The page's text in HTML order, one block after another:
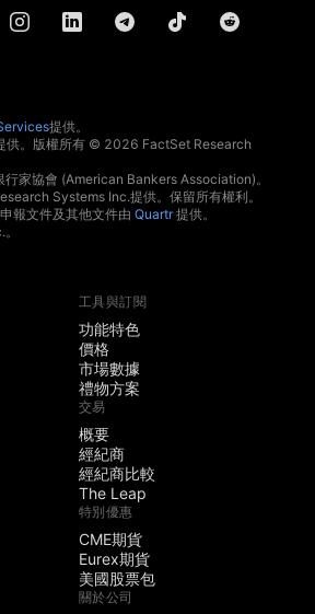
提供。
供。版權所有 © 2026 FactSet Research
家協會 (American Bankers Association)。
Systems Inc.提供。保留所有權利。
報文件及其他文件由 Quartr提供。
工具與訂閱
功能特色
價格
市場數據
禮物方案
交易
概要
經紀商
經紀商比較
The Leap
特別優惠
CME期貨
Eurex期貨
美國股票包
關於公司